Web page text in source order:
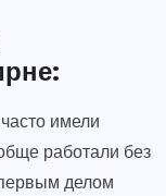
имели
работали без
делом